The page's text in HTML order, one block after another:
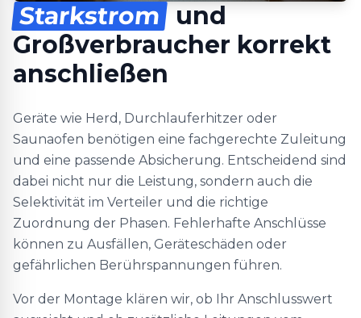
Starkstrom
und
Großverbraucher korrekt
anschließen
Geräte wie Herd, Durchlauferhitzer oder
Saunaofen benötigen eine fachgerechte Zuleitung
und eine passende Absicherung. Entscheidend sind
dabei nicht nur die Leistung, sondern auch die
Selektivität im Verteiler und die richtige
Zuordnung der Phasen. Fehlerhafte Anschlüsse
können zu Ausfällen, Geräteschäden oder
gefährlichen Berührspannungen führen.
Vor der Montage klären wir, ob Ihr Anschlusswert